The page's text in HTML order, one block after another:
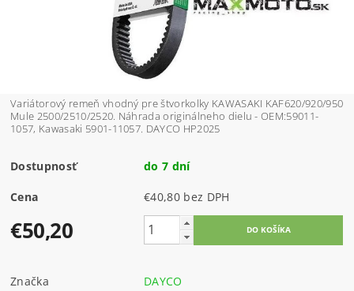
Variátorový remeň vhodný pre štvorkolky KAWASAKI KAF620/920/950
Mule 2500/2510/2520. Náhrada originálneho dielu - OEM:59011-
1057, Kawasaki 5901-11057. DAYCO HP2025
Dostupnosť do 7 dní
Cena €40,80 bez DPH
€50,20
Značka
DAYCO